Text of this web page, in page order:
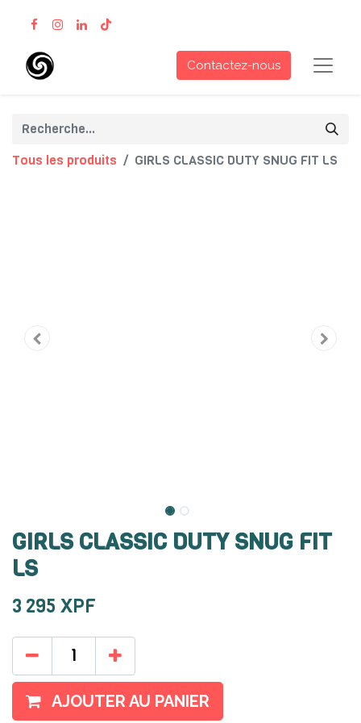
Contactez-nous
Tous les produits GIRLS CLASSIC DUTY SNUG FIT LS
GIRLS CLASSIC DUTY SNUG FIT
LS
3 295 XPF
AJOUTER AU PANIER